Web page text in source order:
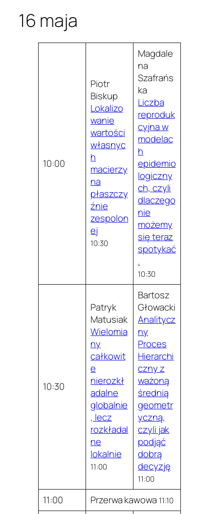
16 maja
10:00
Piotr
Biskup
Lokalizo
wanie
wartości
własnyc
h
macierzy
na
płaszczy
źnie
zespolon
ej
10:30
Magdale
na
Szafrańs
ka
Liczba
reproduk
cyjna w
modelac
h
epidemio
logiczny
ch, czyli
dlaczego
nie
możemy
się teraz
spotykać
.
10:30
10:30
Patryk
Matusiak
Wielomia
ny
całkowit
e
nierozkł
adalne
globalnie
, lecz
rozkładal
ne
lokalnie
11:00
Bartosz
Głowacki
Analitycz
ny
Proces
Hierarchi
czny z
ważoną
średnią
geometr
yczną,
czyli jak
podjąć
dobrą
decyzję
11:00
11:00 Przerwa kawowa 11:10